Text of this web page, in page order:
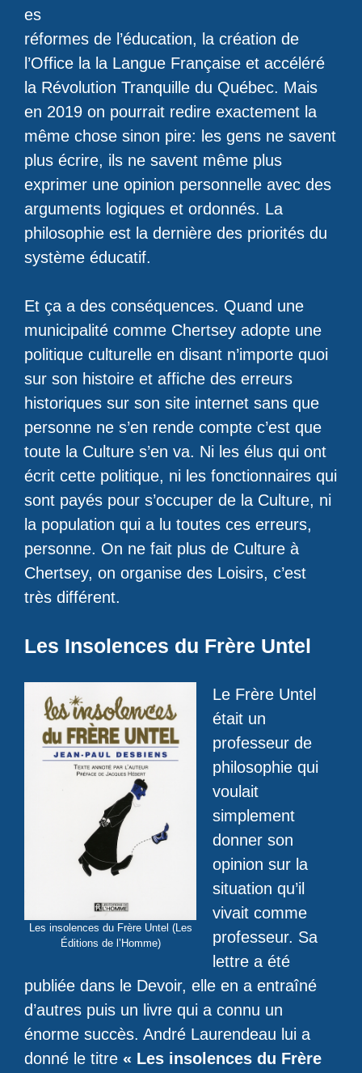
es
réformes de l’éducation, la création de
l’Office la la Langue Française et accéléré
la Révolution Tranquille du Québec. Mais
en 2019 on pourrait redire exactement la
même chose sinon pire: les gens ne savent
plus écrire, ils ne savent même plus
exprimer une opinion personnelle avec des
arguments logiques et ordonnés. La
philosophie est la dernière des priorités du
système éducatif.
Et ça a des conséquences. Quand une
municipalité comme Chertsey adopte une
politique culturelle en disant n’importe quoi
sur son histoire et affiche des erreurs
historiques sur son site internet sans que
personne ne s’en rende compte c’est que
toute la Culture s’en va. Ni les élus qui ont
écrit cette politique, ni les fonctionnaires qui
sont payés pour s’occuper de la Culture, ni
la population qui a lu toutes ces erreurs,
personne. On ne fait plus de Culture à
Chertsey, on organise des Loisirs, c’est
très différent.
Les Insolences du Frère Untel
Les insolences du Frère Untel (Les
Éditions de l’Homme)
Le Frère Untel
était un
professeur de
philosophie qui
voulait
simplement
donner son
opinion sur la
situation qu’il
vivait comme
professeur. Sa
lettre a été
publiée dans le Devoir, elle en a entraîné
d’autres puis un livre qui a connu un
énorme succès. André Laurendeau lui a
donné le titre « Les insolences du Frère